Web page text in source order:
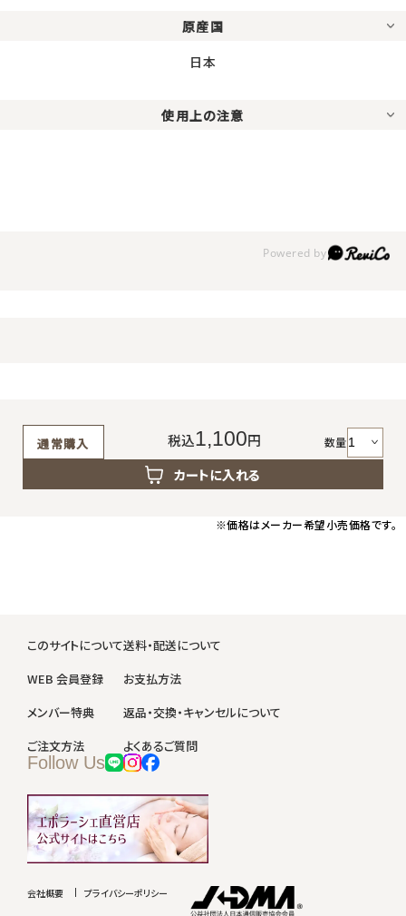
原産国
日本
使用上の注意
通常購入 税込1,100円 数量
カートに入れる
※価格はメーカー希望小売価格です。
このサイトについて
WEB 会員登録
メンバー特典
ご注文方法
送料・配送について
お支払方法
返品・交換・キャンセルについて
よくあるご質問
Follow Us
会社概要 プライバシーポリシー